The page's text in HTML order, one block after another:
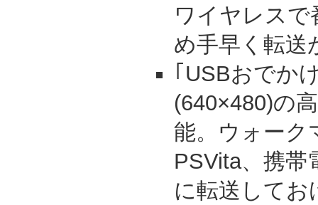
ワイヤレス
め手早く転送
｢USBおでか
(640×480)の
能。ウォーク
PSVita、携帯
に転送してお